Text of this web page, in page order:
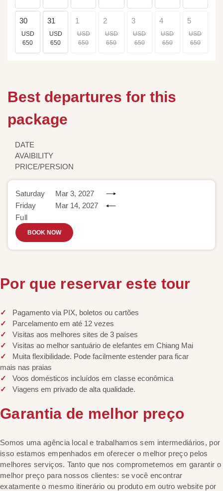
30
USD
650
31
USD
650
1
USD
650
2
USD
650
3
USD
650
4
USD
650
5
USD
650
Best departures for this
package
DATE
AVAIBILITY
PRICE/PERSION
Saturday
Mar 3, 2027
Friday
Mar 14, 2027
Full
BOOK NOW
Por que reservar este tour
Pagamento via PIX, boletos ou cartões
Parcelamento em até 12 vezes
Visitas aos melhores sites de 3 países
Visitas ao melhor santuário de elefantes em Chiang Mai
Muita flexibilidade. Pode facilmente estender para ficar
mais nas praias
Voos domésticos incluídos em classe econômica
Viagens em privado de alta qualidade.
Garantia de melhor preço
Somos uma agência local e trabalhamos sem intermediários, por
isso estamos empenhados em oferecer o melhor preço pelos
melhores serviços. Tanto que nos comprometemos em garantir o
melhor preço para nossos clientes: se você encontrar
exatamente o mesmo itinerário ou produto em outro website por